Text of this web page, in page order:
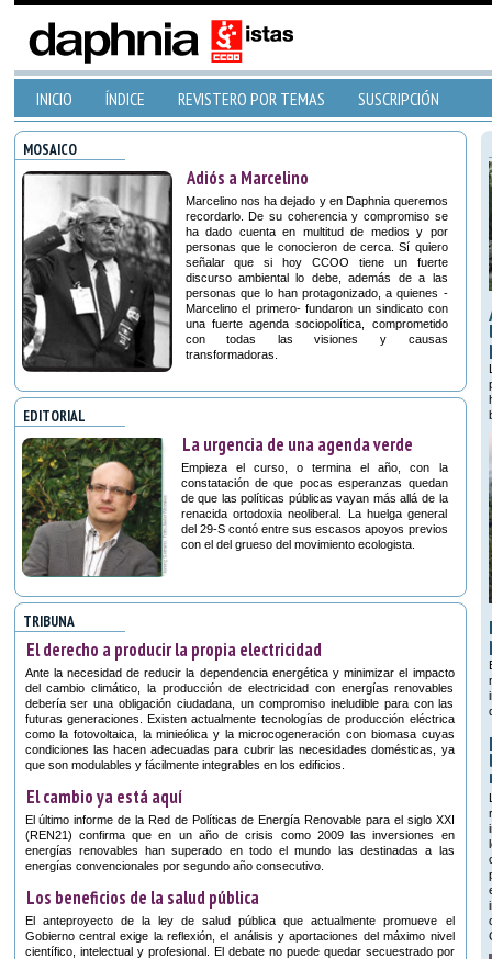
INICIO ÍNDICE REVISTERO POR TEMAS SUSCRIPCIÓN
MOSAICO
Adiós a Marcelino
Marcelino nos ha dejado y en Daphnia queremos
recordarlo. De su coherencia y compromiso se
ha dado cuenta en multitud de medios y por
personas que le conocieron de cerca. Sí quiero
señalar que si hoy CCOO tiene un fuerte
discurso ambiental lo debe, además de a las
personas que lo han protagonizado, a quienes -
Marcelino el primero- fundaron un sindicato con
una fuerte agenda sociopolítica, comprometido
con todas las visiones y causas
transformadoras.
EDITORIAL
La urgencia de una agenda verde
Empieza el curso, o termina el año, con la
constatación de que pocas esperanzas quedan
de que las políticas públicas vayan más allá de la
renacida ortodoxia neoliberal. La huelga general
del 29-S contó entre sus escasos apoyos previos
con el del grueso del movimiento ecologista.
TRIBUNA
El derecho a producir la propia electricidad
Ante la necesidad de reducir la dependencia energética y minimizar el impacto
del cambio climático, la producción de electricidad con energías renovables
debería ser una obligación ciudadana, un compromiso ineludible para con las
futuras generaciones. Existen actualmente tecnologías de producción eléctrica
como la fotovoltaica, la minieólica y la microcogeneración con biomasa cuyas
condiciones las hacen adecuadas para cubrir las necesidades domésticas, ya
que son modulables y fácilmente integrables en los edificios.
El cambio ya está aquí
El último informe de la Red de Políticas de Energía Renovable para el siglo XXI
(REN21) confirma que en un año de crisis como 2009 las inversiones en
energías renovables han superado en todo el mundo las destinadas a las
energías convencionales por segundo año consecutivo.
Los beneficios de la salud pública
El anteproyecto de la ley de salud pública que actualmente promueve el
Gobierno central exige la reflexión, el análisis y aportaciones del máximo nivel
científico, intelectual y profesional. El debate no puede quedar secuestrado por